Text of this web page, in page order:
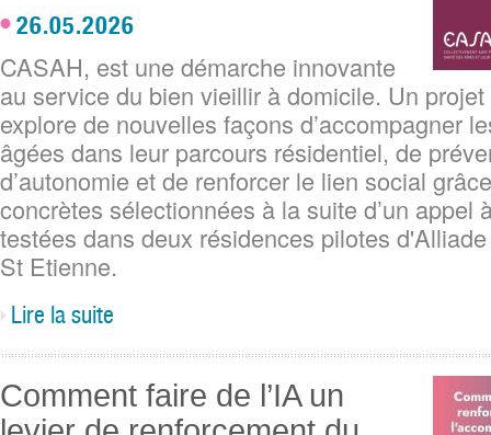
26.05.2026
CASAH, est une démarche innovante
au service du bien vieillir à domicile. Un
explore de nouvelles façons d’accompagner
âgées dans leur parcours résidentiel, de
d’autonomie et de renforcer le lien social
concrètes sélectionnées à la suite d’un appel
testées dans deux résidences pilotes
St Etienne.
Lire la suite
Comment faire de l’IA un